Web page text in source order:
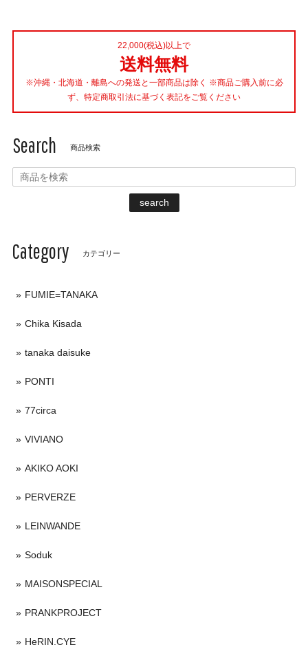
22,000(税込)以上で
送料無料
※沖縄・北海道・離島への発送と一部商品は除く ※商品ご購入前に必
ず、特定商取引法に基づく表記をご覧ください
Search 商品検索
search
Category カテゴリー
FUMIE=TANAKA
Chika Kisada
tanaka daisuke
PONTI
77circa
VIVIANO
AKIKO AOKI
PERVERZE
LEINWANDE
Soduk
MAISONSPECIAL
PRANKPROJECT
HeRIN.CYE